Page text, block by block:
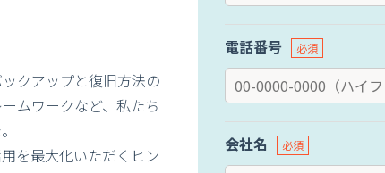
クアップと復旧方法の
ムワークなど、私たち
を最大化いただくヒン
電話番号
会社名